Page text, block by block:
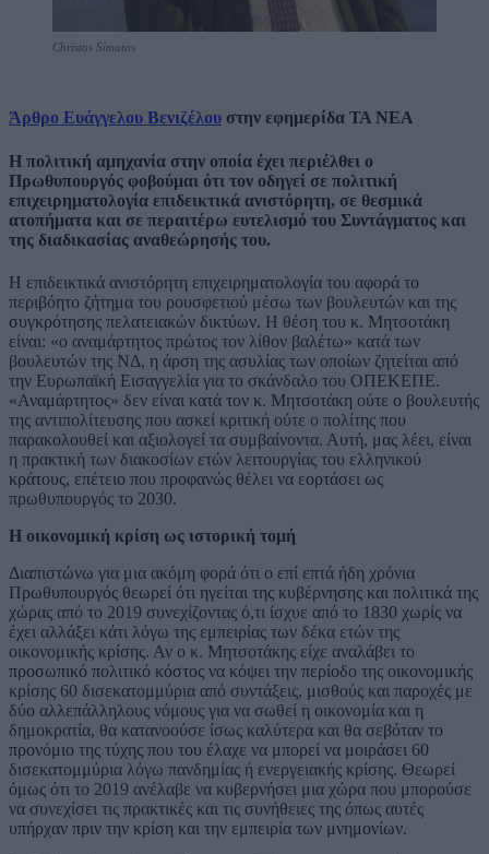
Christos Simatos
Άρθρο Ευάγγελου Βενιζέλου στην εφημερίδα ΤΑ ΝΕΑ
Η πολιτική αμηχανία στην οποία έχει περιέλθει ο
Πρωθυπουργός φοβούμαι ότι τον οδηγεί σε πολιτική
επιχειρηματολογία επιδεικτικά ανιστόρητη, σε θεσμικά
ατοπήματα και σε περαιτέρω ευτελισμό του Συντάγματος και
της διαδικασίας αναθεώρησής του.
Η επιδεικτικά ανιστόρητη επιχειρηματολογία του αφορά το
περιβόητο ζήτημα του ρουσφετιού μέσω των βουλευτών και της
συγκρότησης πελατειακών δικτύων. Η θέση του κ. Μητσοτάκη
είναι: «ο αναμάρτητος πρώτος τον λίθον βαλέτω» κατά των
βουλευτών της ΝΔ, η άρση της ασυλίας των οποίων ζητείται από
την Ευρωπαϊκή Εισαγγελία για το σκάνδαλο του ΟΠΕΚΕΠΕ.
«Αναμάρτητος» δεν είναι κατά τον κ. Μητσοτάκη ούτε ο βουλευτής
της αντιπολίτευσης που ασκεί κριτική ούτε ο πολίτης που
παρακολουθεί και αξιολογεί τα συμβαίνοντα. Αυτή, μας λέει, είναι
η πρακτική των διακοσίων ετών λειτουργίας του ελληνικού
κράτους, επέτειο που προφανώς θέλει να εορτάσει ως
πρωθυπουργός το 2030.
Η οικονομική κρίση ως ιστορική τομή
Διαπιστώνω για μια ακόμη φορά ότι ο επί επτά ήδη χρόνια
Πρωθυπουργός θεωρεί ότι ηγείται της κυβέρνησης και πολιτικά της
χώρας από το 2019 συνεχίζοντας ό,τι ίσχυε από το 1830 χωρίς να
έχει αλλάξει κάτι λόγω της εμπειρίας των δέκα ετών της
οικονομικής κρίσης. Αν ο κ. Μητσοτάκης είχε αναλάβει το
προσωπικό πολιτικό κόστος να κόψει την περίοδο της οικονομικής
κρίσης 60 δισεκατομμύρια από συντάξεις, μισθούς και παροχές με
δύο αλλεπάλληλους νόμους για να σωθεί η οικονομία και η
δημοκρατία, θα κατανοούσε ίσως καλύτερα και θα σεβόταν το
προνόμιο της τύχης που του έλαχε να μπορεί να μοιράσει 60
δισεκατομμύρια λόγω πανδημίας ή ενεργειακής κρίσης. Θεωρεί
όμως ότι το 2019 ανέλαβε να κυβερνήσει μια χώρα που μπορούσε
να συνεχίσει τις πρακτικές και τις συνήθειες της όπως αυτές
υπήρχαν πριν την κρίση και την εμπειρία των μνημονίων.